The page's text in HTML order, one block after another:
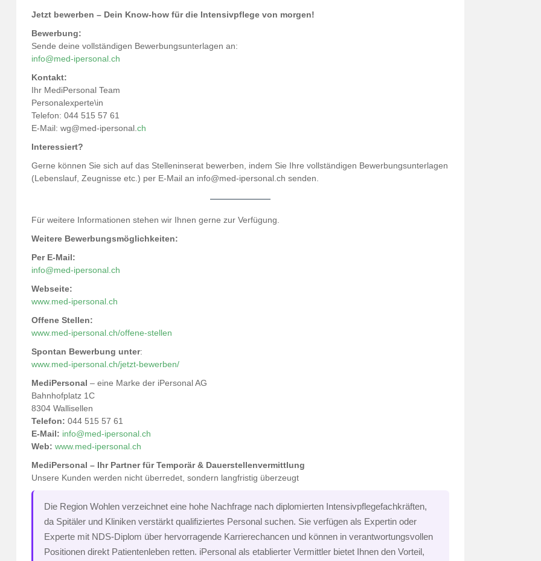
Jetzt bewerben – Dein Know-how für die Intensivpflege von morgen!
Bewerbung:
Sende deine vollständigen Bewerbungsunterlagen an:
info@med-ipersonal.ch
Kontakt:
Ihr MediPersonal Team
Personalexperte\in
Telefon: 044 515 57 61
E-Mail: wg@med-ipersonal. ch
Interessiert?
Gerne können Sie sich auf das Stelleninserat bewerben, indem Sie Ihre vollständigen Bewerbungsunterlagen
(Lebenslauf, Zeugnisse etc.) per E-Mail an info@med-ipersonal.ch senden.
Für weitere Informationen stehen wir Ihnen gerne zur Verfügung.
Weitere Bewerbungsmöglichkeiten:
Per E-Mail:
info@med-ipersonal.ch
Webseite:
www.med-ipersonal.ch
Offene Stellen:
www.med-ipersonal.ch/offene-stellen
Spontan Bewerbung unter:
www.med-ipersonal.ch/jetzt-bewerben/
MediPersonal – eine Marke der iPersonal AG
Bahnhofplatz 1C
8304 Wallisellen
Telefon: 044 515 57 61
E-Mail: info@med-ipersonal.ch
Web: www.med-ipersonal.ch
MediPersonal – Ihr Partner für Temporär & Dauerstellenvermittlung
Unsere Kunden werden nicht überredet, sondern langfristig überzeugt
Die Region Wohlen verzeichnet eine hohe Nachfrage nach diplomierten Intensivpflegefachkräften,
da Spitäler und Kliniken verstärkt qualifiziertes Personal suchen. Sie verfügen als Expertin oder
Experte mit NDS-Diplom über hervorragende Karrierechancen und können in verantwortungsvollen
Positionen direkt Patientenleben retten. iPersonal als etablierter Vermittler bietet Ihnen den Vorteil,